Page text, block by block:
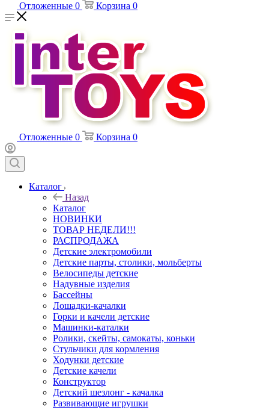
Отложенные 0 Корзина 0
Отложенные 0 Корзина 0
Каталог
Назад
Каталог
НОВИНКИ
ТОВАР НЕДЕЛИ!!!
РАСПРОДАЖА
Детские электромобили
Детские парты, столики, мольберты
Велосипеды детские
Надувные изделия
Бассейны
Лошадки-качалки
Горки и качели детские
Машинки-каталки
Ролики, скейты, самокаты, коньки
Стульчики для кормления
Ходунки детские
Детские качели
Конструктор
Детский шезлонг - качалка
Развивающие игрушки